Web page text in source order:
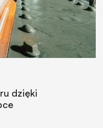
dzięki